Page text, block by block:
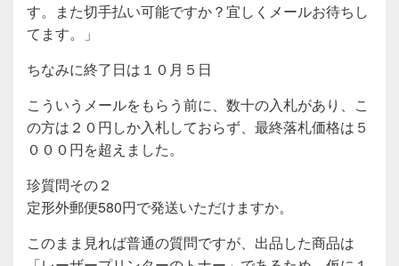
す。また切手払い可能ですか？宜しくメールお待ちし
てます。」
ちなみに終了日は１０月５日
こういうメールをもらう前に、数十の入札があり、こ
の方は２０円しか入札しておらず、最終落札価格は５
０００円を超えました。
珍質問その２
定形外郵便580円で発送いただけますか。
このまま見れば普通の質問ですが、出品した商品は